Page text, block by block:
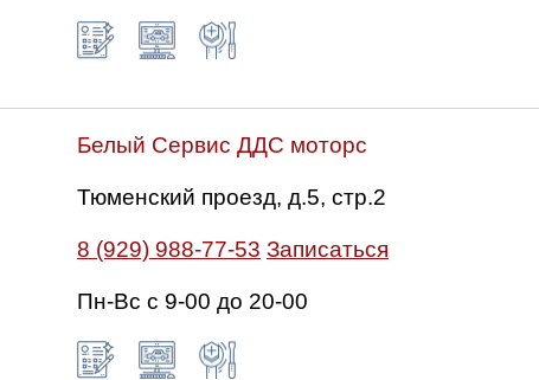
Белый Сервис ДДС моторс
Тюменский проезд, д.5, стр.2
8 (929) 988-77-53 Записаться
Пн-Вс c 9-00 до 20-00